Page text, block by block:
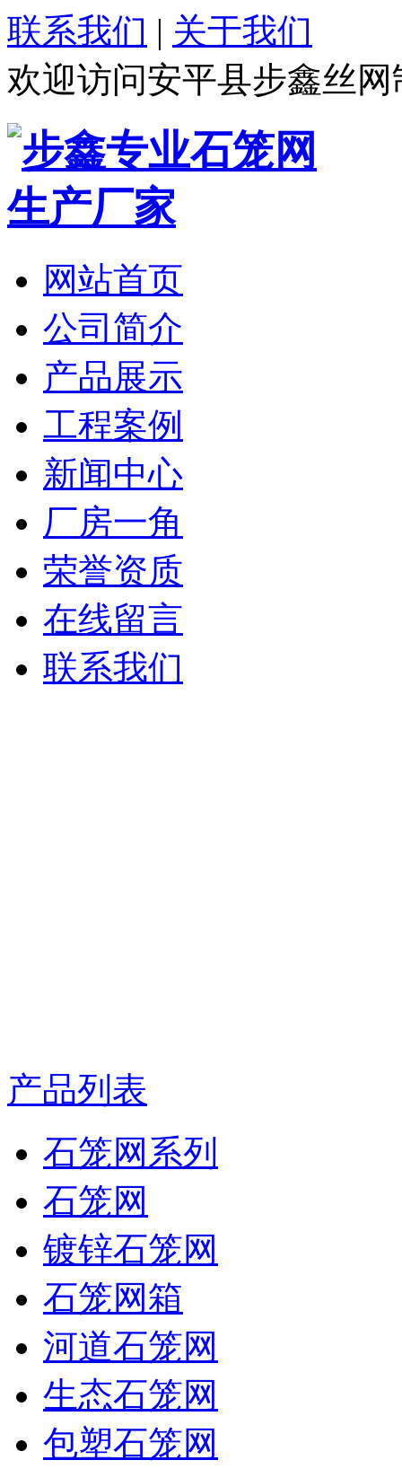
联系我们 | 关于我们
欢迎访问安平县步鑫丝
网站首页
公司简介
产品展示
工程案例
新闻中心
厂房一角
荣誉资质
在线留言
联系我们
产品列表
石笼网系列
石笼网
镀锌石笼网
石笼网箱
河道石笼网
生态石笼网
包塑石笼网